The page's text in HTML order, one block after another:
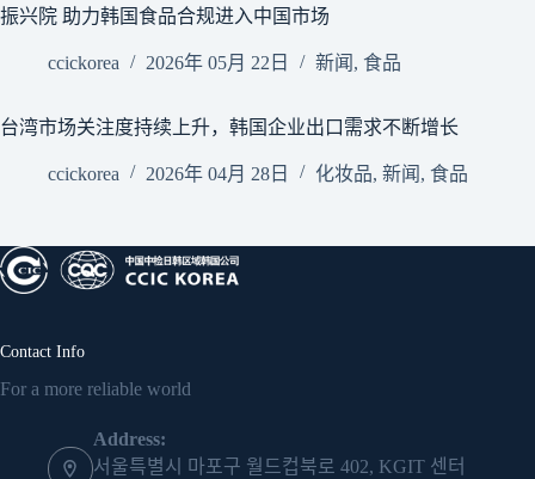
振兴院 助力韩国食品合规进入中国市场
ccickorea 2026年 05月 22日 新闻 , 食品
台湾市场关注度持续上升，韩国企业出口需求不断增长
ccickorea 2026年 04月 28日 化妆品, 新闻 , 食品
Contact Info
For a more reliable world
Address:
서울특별시 마포구 월드컵북로 402, KGIT 센터